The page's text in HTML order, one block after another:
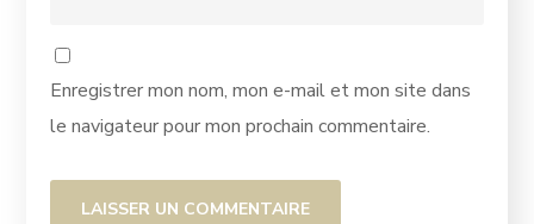
Enregistrer mon nom, mon e-mail et mon site dans
le navigateur pour mon prochain commentaire.